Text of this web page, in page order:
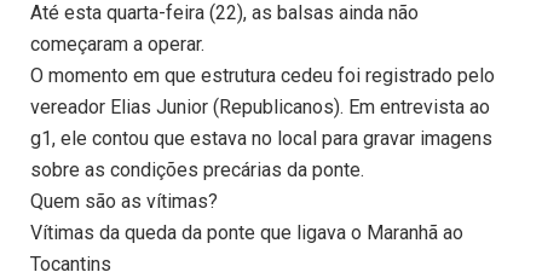
Até esta quarta-feira (22), as balsas ainda não
começaram a operar.
O momento em que estrutura cedeu foi registrado pelo
vereador Elias Junior (Republicanos). Em entrevista ao
g1, ele contou que estava no local para gravar imagens
sobre as condições precárias da ponte.
Quem são as vítimas?
Vítimas da queda da ponte que ligava o Maranhã ao
Tocantins